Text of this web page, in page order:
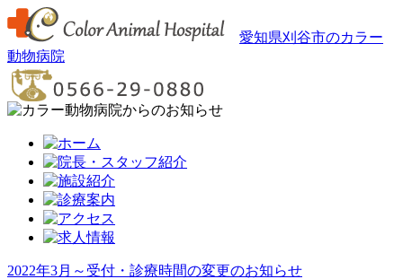
愛知県刈谷市のカラー
動物病院
2022年3月～受付・診療時間の変更のお知らせ